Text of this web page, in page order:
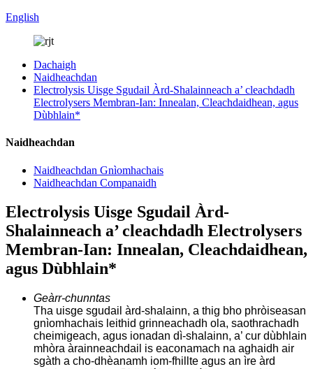
English
Dachaigh
Naidheachdan
Electrolysis Uisge Sgudail Àrd-Shalainneach a’ cleachdadh
Electrolysers Membran-Ian: Innealan, Cleachdaidhean, agus
Dùbhlain*
Naidheachdan
Naidheachdan Gnìomhachais
Naidheachdan Companaidh
Electrolysis Uisge Sgudail Àrd-
Shalainneach a’ cleachdadh Electrolysers
Membran-Ian: Innealan, Cleachdaidhean,
agus Dùbhlain*
Geàrr-chunntas
Tha uisge sgudail àrd-shalainn, a thig bho phròiseasan
gnìomhachais leithid grinneachadh ola, saothrachadh
cheimigeach, agus ionadan dì-shalainn, a’ cur dùbhlain
mhòra àrainneachdail is eaconamach na aghaidh air
sgàth a cho-dhèanamh iom-fhillte agus an ìre àrd